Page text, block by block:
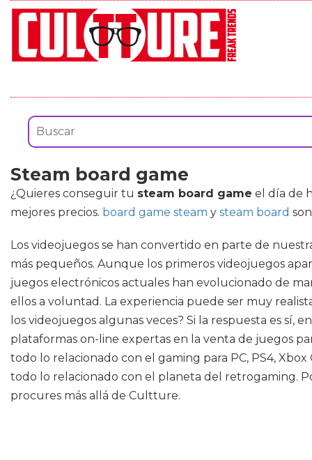
Steam board game
¿Quieres conseguir tu steam board game el día de
mejores precios. board game steam y steam board
Los videojuegos se han convertido en parte de
más pequeños. Aunque los primeros videojuegos
juegos electrónicos actuales han evolucionado de
ellos a voluntad. La experiencia puede ser muy
los videojuegos algunas veces? Si la respuesta es sí,
plataformas on-line expertas en la venta de juegos
todo lo relacionado con el gaming para PC, PS4,
todo lo relacionado con el planeta del retrogaming.
procures más allá de Cultture.